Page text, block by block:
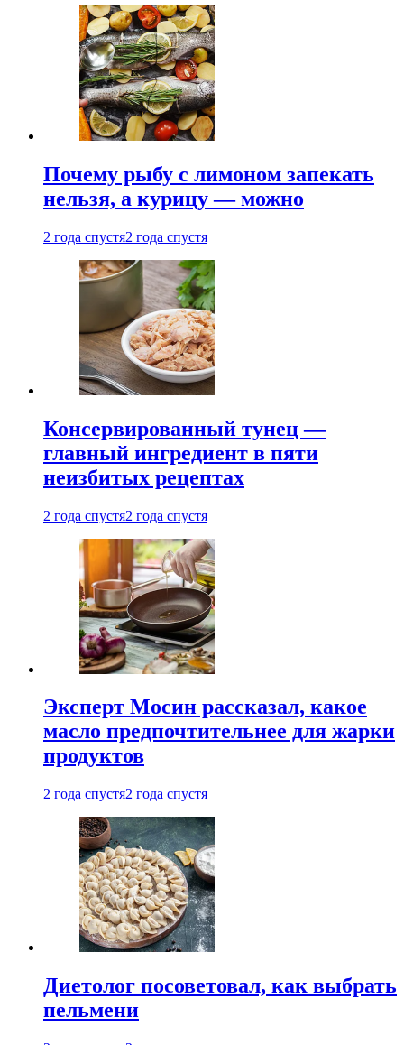
Почему рыбу с лимоном запекать
нельзя, а курицу — можно
2 года спустя2 года спустя
Консервированный тунец —
главный ингредиент в пяти
неизбитых рецептах
2 года спустя2 года спустя
Эксперт Мосин рассказал, какое
масло предпочтительнее для жарки
продуктов
2 года спустя2 года спустя
Диетолог посоветовал, как выбрать
пельмени